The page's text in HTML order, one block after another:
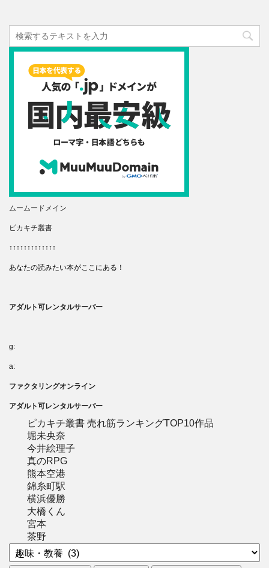
ムームードメイン
ピカキチ叢書
↑↑↑↑↑↑↑↑↑↑↑↑↑
あなたの読みたい本がここにある！
アダルト可レンタルサーバー
g:
a:
ファクタリングオンライン
アダルト可レンタルサーバー
ピカキチ叢書 売れ筋ランキングTOP10作品
堀未央奈
今井絵理子
真のRPG
熊本空港
錦糸町駅
横浜優勝
大橋くん
宮本
茶野
カ
テ